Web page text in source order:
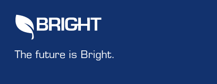
The future is Bright.